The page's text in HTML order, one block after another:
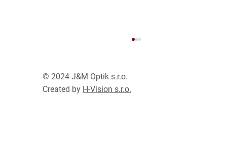
SLEVA 30%
© 2024 J&M Optik s.r.o.
Created by H-Vision s.r.o.